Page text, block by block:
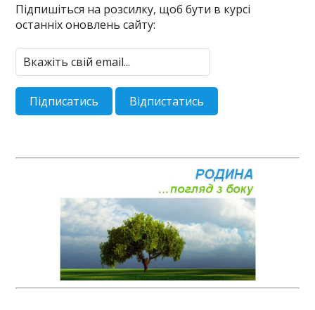
Підпишіться на розсилку, щоб бути в курсі
останніх оновлень сайту: